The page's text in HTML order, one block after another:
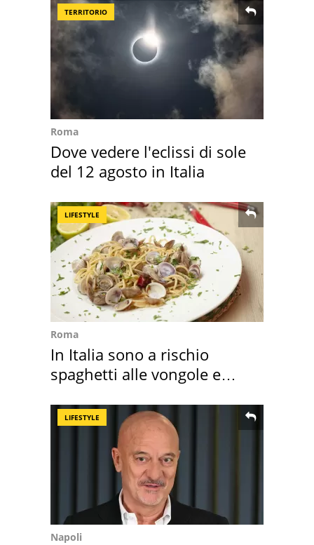
TERRITORIO
Roma
Dove vedere l'eclissi di sole
del 12 agosto in Italia
LIFESTYLE
Roma
In Italia sono a rischio
spaghetti alle vongole e
LIFESTYLE
Napoli